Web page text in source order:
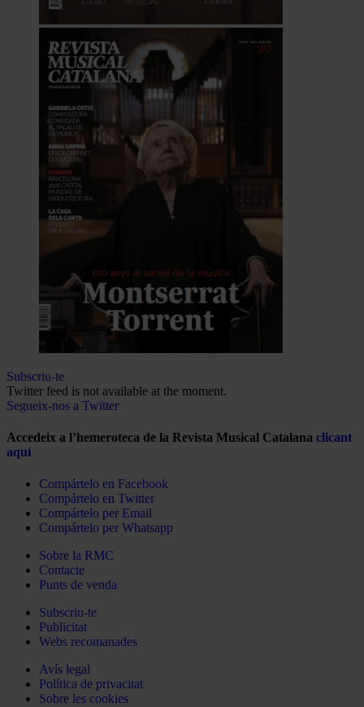
Subscriu-te
Twitter feed is not available at the moment.
Segueix-nos a Twitter
Accedeix a l’hemeroteca de la Revista Musical Catalana clicant
aquí
Compártelo en Facebook
Compártelo en Twitter
Compártelo per Email
Compártelo per Whatsapp
Sobre la RMC
Contacte
Punts de venda
Subscriu-te
Publicitat
Webs recomanades
Avís legal
Política de privacitat
Sobre les cookies